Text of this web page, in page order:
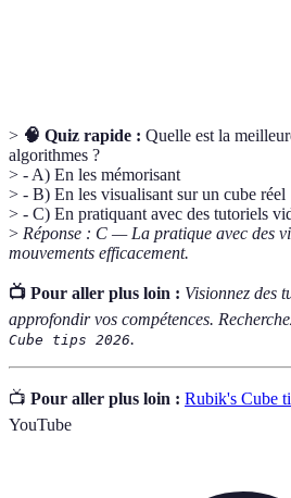
> 🧠 Quiz rapide : Quelle est la
algorithmes ?
> - A) En les mémorisant
> - B) En les visualisant sur un cube réel
> - C) En pratiquant avec des tutoriels
> Réponse : C — La pratique avec des
mouvements efficacement.
📺 Pour aller plus loin : Visionnez des
approfondir vos compétences.
Cube tips 2026.
📺 Pour aller plus loin : Rubik's Cube
YouTube